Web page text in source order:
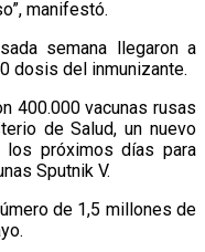
manifestó.
semana llegaron a
dosis del inmunizante.
400.000 vacunas rusas
de Salud, un nuevo
próximos días para
Sputnik V.
de 1,5 millones de